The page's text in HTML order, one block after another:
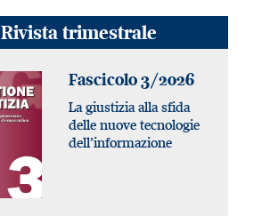
Rivista trimestrale
Fascicolo 3/2026
La giustizia alla sfida
delle nuove tecnologie
dell’informazione